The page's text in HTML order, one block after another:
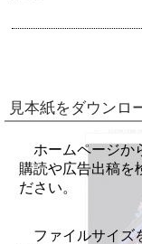
見本紙をダウンロ
ホームページか
購読や広告出稿を
ださい。
ファイルサイズ